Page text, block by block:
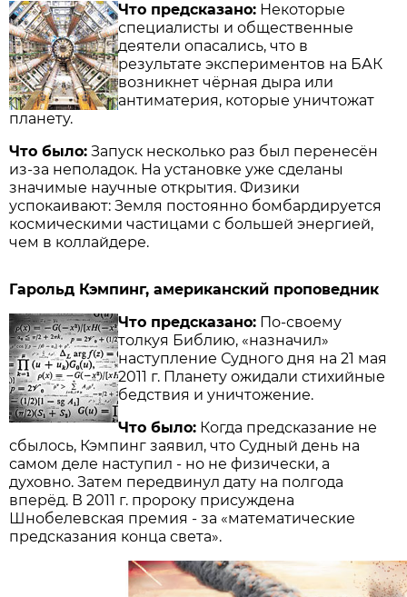
Что предсказано: Некоторые
специалисты и общественные
деятели опасались, что в
результате экспериментов на БАК
возникнет чёрная дыра или
антиматерия, которые уничтожат
планету.
Что было: Запуск несколько раз был перенесён
из-за неполадок. На установке уже сделаны
значимые научные открытия. Физики
успокаивают: Земля по­стоянно бомбардируется
космическими частицами с большей энергией,
чем в коллайдере.
Гарольд Кэмпинг, американский проповедник
Что предсказано: По-своему
толкуя Библию, «назначил»
наступление Судного дня на 21 мая
2011 г. Планету ожидали стихийные
бедствия и уничтожение.
Что было: Когда предсказание не
сбылось, Кэмпинг заявил, что Судный день на
самом деле наступил - но не физически, а
духовно. Затем передвинул дату на полгода
вперёд. В 2011 г. пророку присуждена
Шнобелевская премия - за «математические
предсказания конца света».